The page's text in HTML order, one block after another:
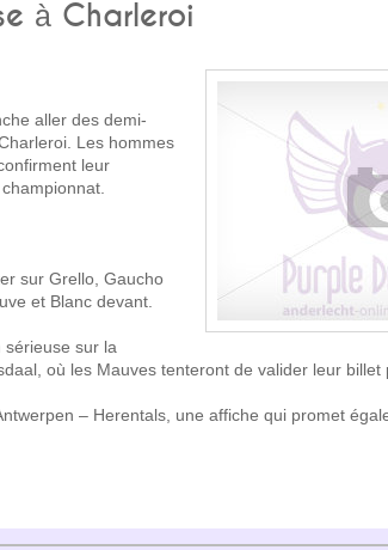
à Charleroi
aller des demi-
Les hommes
leur
sur Grello, Gaucho
et Blanc devant.
sur la
où les Mauves tenteront de valider leur billet
– Herentals, une affiche qui promet